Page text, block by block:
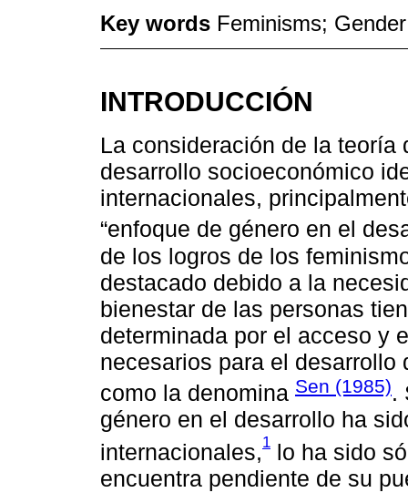
Key words Feminisms;
INTRODUCCIÓN
La consideración de la
desarrollo socioeconómico
internacionales,
“enfoque de género en el
de los logros de los
destacado debido a la
bienestar de las personas
determinada por el acceso y
necesarios para el desarrollo
como la denomina Sen (1985).
género en el desarrollo ha
internacionales,1 lo ha sido
encuentra pendiente de su